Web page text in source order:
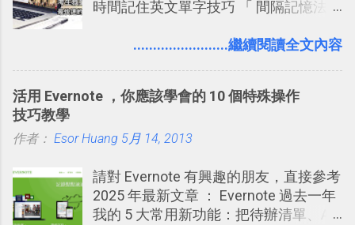
旅行？我的 Trello 行程計畫使用技巧教
卡片不再落落長？專案管理的5個關鍵
技巧 2017/8/23 新增 ： 如何用 Trello 做
子彈筆記？我的 Trello GTD 方法範例看
板分享
時間記住英文單字技巧 「 間隔記憶法
短期記憶變成長期記憶。 舉例來說我今
強；然後下次快要忘記可能變成相隔一
化，讓記憶延長到可能半個月；那時候
來一個月的記憶長度！就這樣反覆慢慢
拉長時間練習，就能讓一個東西成為腦
海中更深刻的記憶。 問題是，當我們一
........................繼續閱讀全文內容
活用 Evernote ，你應該學會的 10 個特殊操作
技巧教學
作者： Esor Huang 5月 14, 2013
請對 Evernote 有興趣的朋友，直接參考
2025 年最新文章 ： Evernote 過去一年
我的 5 大常用新功能：把待辦清單、AI